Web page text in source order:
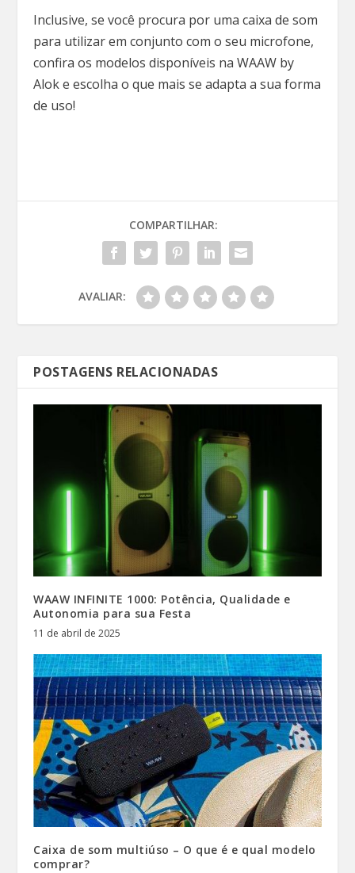
Inclusive, se você procura por uma caixa de som
para utilizar em conjunto com o seu microfone,
confira os modelos disponíveis na WAAW by
Alok e escolha o que mais se adapta a sua forma
de uso!
COMPARTILHAR:
AVALIAR:
POSTAGENS RELACIONADAS
WAAW INFINITE 1000: Potência, Qualidade e
Autonomia para sua Festa
11 de abril de 2025
Caixa de som multiúso – O que é e qual modelo
comprar?